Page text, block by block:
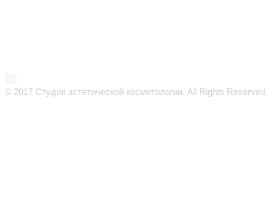
© 2017 Студия эстетической косметологии. All Rights Reserved.